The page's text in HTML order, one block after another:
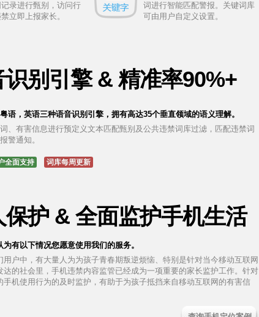
录进行甄别，访问行
立即上报家长。
词进行智能匹配警报。关键词库
可由用户自定义设置。
别引擎 & 精准率90%+
语，英语三种语音识别引擎，拥有高达35个垂直领域的语义理解。
、有害信息进行预定义文本匹配甄别及公共违禁词库过滤，匹配违禁词
警通知。
全面支持 词库每周更新
护 & 全面监护手机生活
为有以下情况您愿意使用我们的服务。
用户中，有大量人为为孩子青春期叛逆烦恼、特别是针对当今移动互联网
达的社会里，手机违禁内容监管已经成为一项重要的家长监护工作。针对
手机使用行为的及时监护，有助于为孩子抵挡来自移动互联网的有害信